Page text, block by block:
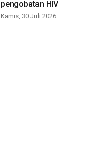
pengobatan HIV
Kamis, 30 Juli 2026